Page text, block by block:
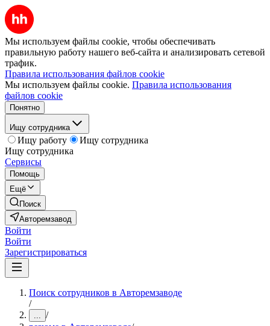
Мы используем файлы cookie, чтобы обеспечивать
правильную работу нашего веб-сайта и анализировать сетевой
трафик.
Правила использования файлов cookie
Мы используем файлы cookie. Правила использования
файлов cookie
Понятно
Ищу сотрудника
Ищу работу
Ищу сотрудника
Ищу сотрудника
Сервисы
Помощь
Ещё
Поиск
Авторемзавод
Войти
Войти
Зарегистрироваться
Поиск сотрудников в Авторемзаводе
/
... /